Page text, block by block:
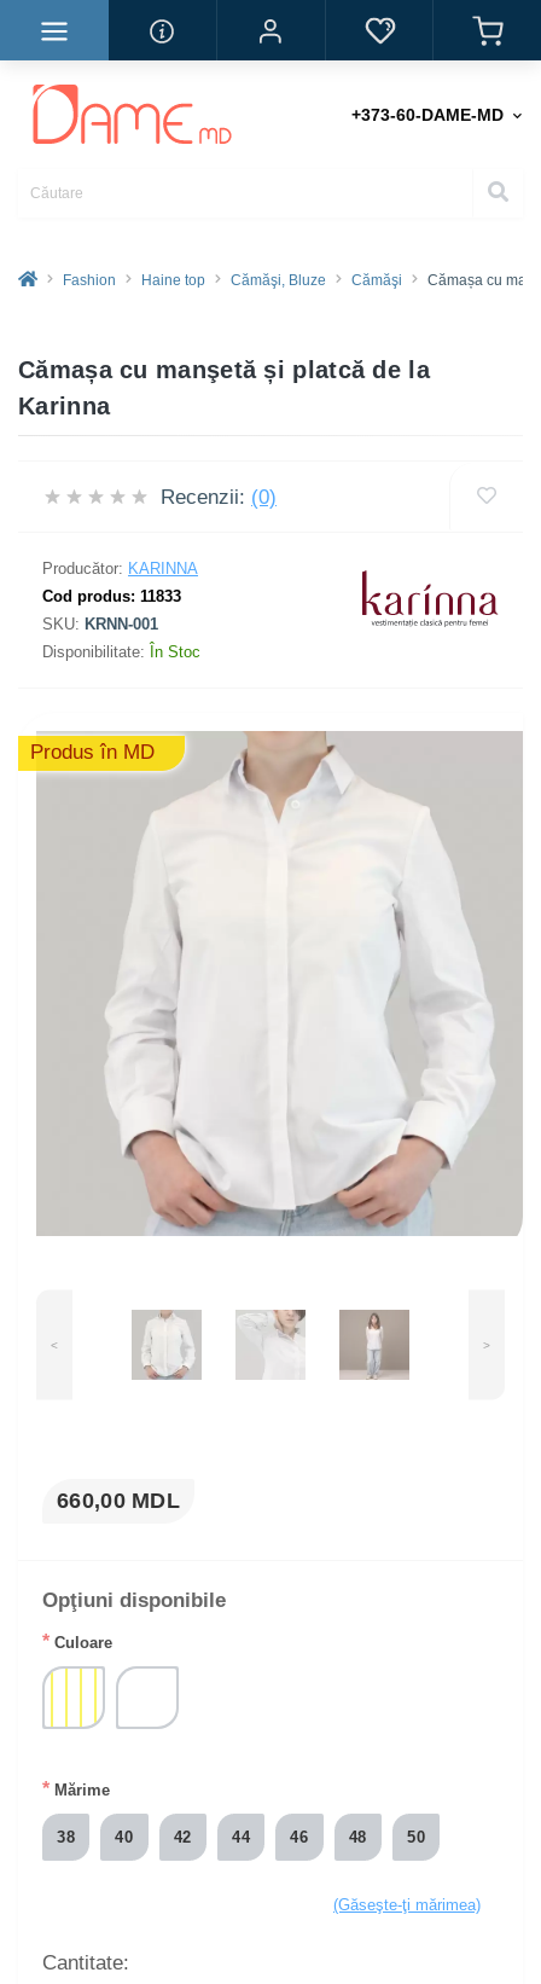
+373-60-DAME-MD
Fashion Haine top Cămăşi, Bluze Cămăşi Cămașa cu
Cămașa cu manşetă și platcă de la
Karinna
Recenzii: (0)
Producător: KARINNA
Cod produs: 11833
SKU: KRNN-001
Disponibilitate: În Stoc
Produs în MD
< >
660,00 MDL
Opţiuni disponibile
* Culoare
* Mărime
38 40 42 44 46 48 50
(Găseşte-ţi mărimea)
Cantitate: